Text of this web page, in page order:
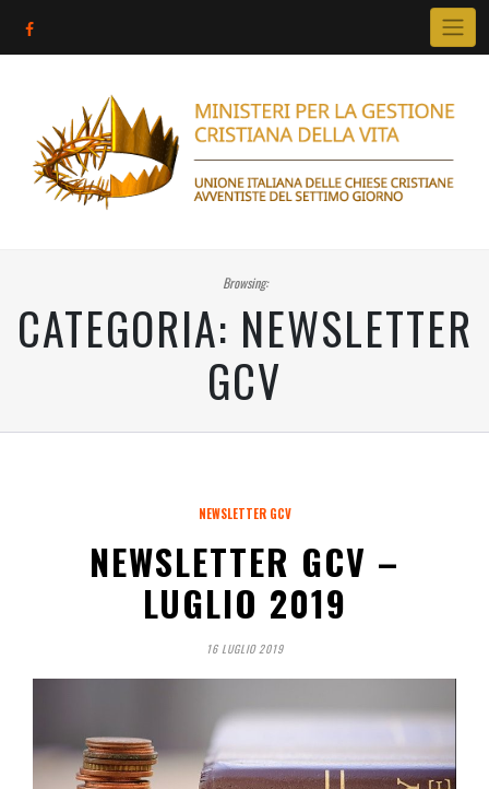
Browsing:
CATEGORIA: NEWSLETTER
GCV
NEWSLETTER GCV
NEWSLETTER GCV –
LUGLIO 2019
16 LUGLIO 2019